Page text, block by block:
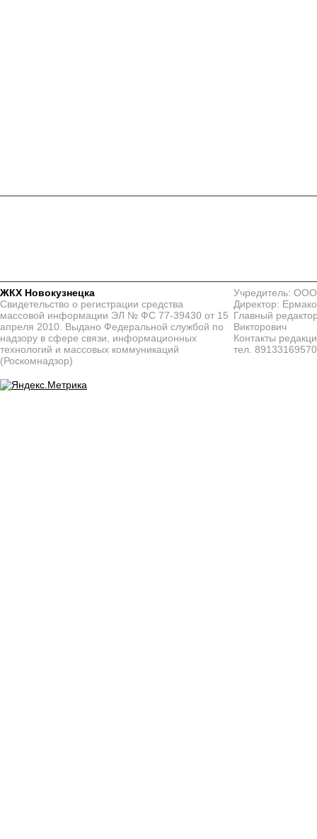
ЖКХ Новокузнецка
Свидетельство о регистрации средства
массовой информации ЭЛ № ФС 77-39430 от 15
апреля 2010. Выдано Федеральной службой по
надзору в сфере связи, информационных
технологий и массовых коммуникаций
(Роскомнадзор)
Учредитель:
Директор:
Главный
Викторович
Контакты
тел. 89133169570